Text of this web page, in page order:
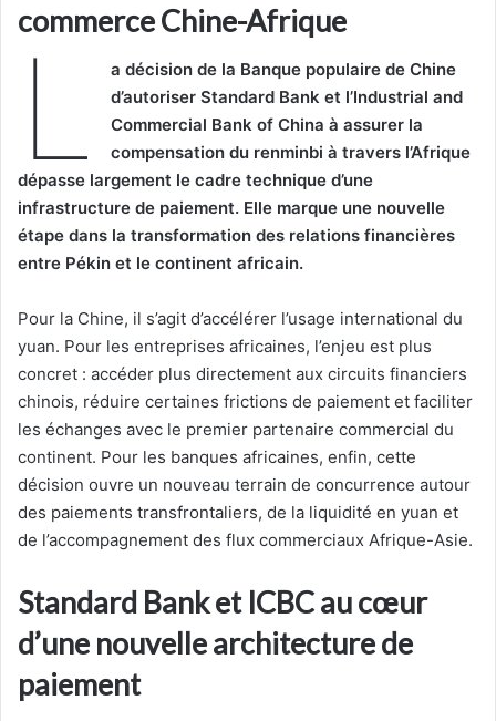
commerce Chine-Afrique
L
a décision de la Banque populaire de Chine
d’autoriser Standard Bank et l’Industrial and
Commercial Bank of China à assurer la
compensation du renminbi à travers l’Afrique
dépasse largement le cadre technique d’une
infrastructure de paiement. Elle marque une nouvelle
étape dans la transformation des relations financières
entre Pékin et le continent africain.
Pour la Chine, il s’agit d’accélérer l’usage international du
yuan. Pour les entreprises africaines, l’enjeu est plus
concret : accéder plus directement aux circuits financiers
chinois, réduire certaines frictions de paiement et faciliter
les échanges avec le premier partenaire commercial du
continent. Pour les banques africaines, enfin, cette
décision ouvre un nouveau terrain de concurrence autour
des paiements transfrontaliers, de la liquidité en yuan et
de l’accompagnement des flux commerciaux Afrique-Asie.
Standard Bank et ICBC au cœur
d’une nouvelle architecture de
paiement